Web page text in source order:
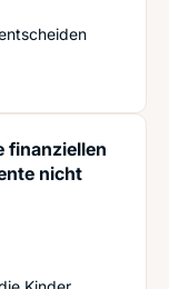
wen eine private
finanziellen
nicht